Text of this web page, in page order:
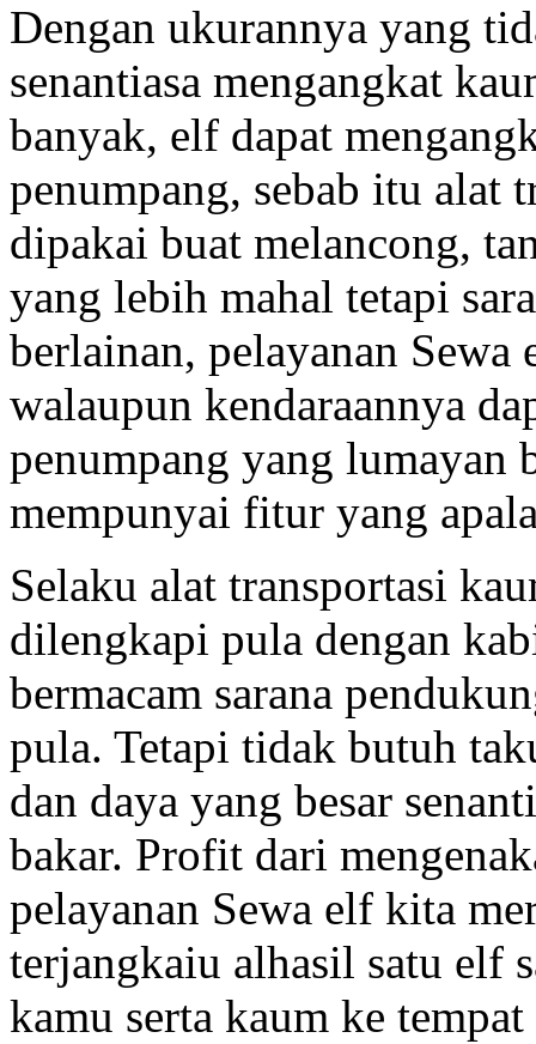
Dengan ukurannya yang
senantiasa mengangkat
banyak, elf dapat
penumpang, sebab itu alat
dipakai buat melancong,
yang lebih mahal tetapi
berlainan, pelayanan Sewa
walaupun kendaraannya
penumpang yang lumayan
mempunyai fitur yang
Selaku alat transportasi
dilengkapi pula dengan
bermacam sarana
pula. Tetapi tidak butuh
dan daya yang besar
bakar. Profit dari
pelayanan Sewa elf kita
terjangkaiu alhasil satu elf
kamu serta kaum ke